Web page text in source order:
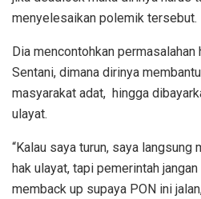
menyelesaikan polemik tersebut.
Dia mencontohkan permasalahan
Sentani, dimana dirinya
masyarakat adat, hingga
ulayat.
“Kalau saya turun, saya langsung
hak ulayat, tapi pemerintah
memback up supaya PON ini